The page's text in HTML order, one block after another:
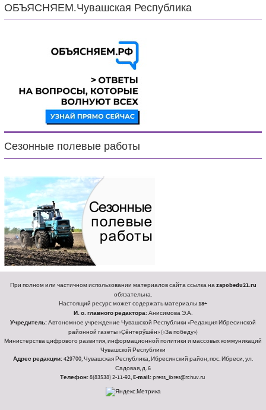
ОБЪЯСНЯЕМ.Чувашская Республика
Сезонные полевые работы
При полном или частичном использовании материалов сайта ссылка наzapobedu21.ru
обязательна.
Настоящий ресурс может содержать материалы18+
И. о. главного редактора:Анисимова Э.А.
Учредитель:Автономное учреждение Чувашской Республики «Редакция Ибресинской
районной газеты «Ҫӗнтерӳшӗн» («За победу»)
Министерства цифрового развития, информационной политики и массовых коммуникаций
Чувашской Республики
Адрес редакции:429700, Чувашская Республика, Ибресинский район, пос. Ибреси, ул.
Садовая, д. 6
Телефон:8(83538) 2-11-92,E-mail:press_ibres@rchuv.ru